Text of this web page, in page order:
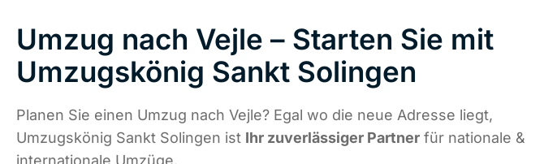
Umzug nach Vejle – Starten Sie mit
Umzugskönig Sankt Solingen
Planen Sie einen Umzug nach Vejle? Egal wo die neue Adresse liegt,
Umzugskönig Sankt Solingen ist Ihr zuverlässiger Partner für nationale &
internationale Umzüge.